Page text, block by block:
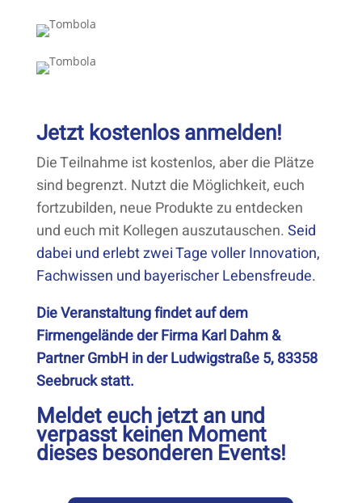
Jetzt kostenlos anmelden!
Die Teilnahme ist kostenlos, aber die Plätze
sind begrenzt. Nutzt die Möglichkeit, euch
fortzubilden, neue Produkte zu entdecken
und euch mit Kollegen auszutauschen.Seid
dabei und erlebt zwei Tage voller Innovation,
Fachwissen und bayerischer Lebensfreude.
Die Veranstaltung findet auf dem
Firmengelände der Firma Karl Dahm &
Partner GmbH in der Ludwigstraße 5, 83358
Seebruck statt.
Meldet euch jetzt an und
verpasst keinen Moment
dieses besonderen Events!